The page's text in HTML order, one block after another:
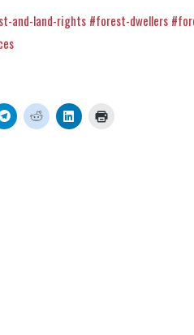
and-land-rights #forest-dwellers
Click
to
share
Click
to
share
Click
to